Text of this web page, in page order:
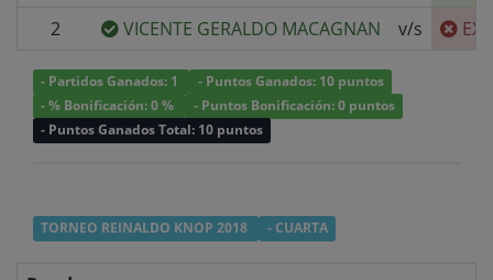
2
VICENTE GERALDO MACAGNAN v/s
- Partidos Ganados: 1
- Puntos Ganados: 10 puntos
- % Bonificación: 0 %
- Puntos Bonificación: 0 puntos
- Puntos Ganados Total: 10 puntos
TORNEO REINALDO KNOP 2018 - CUARTA